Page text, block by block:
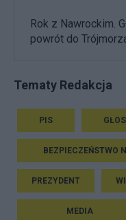
Rok z Nawrockim.
powrót do
Tematy Redakcja
PIS
BEZPIECZEŃSTWO
PREZYDENT
MEDIA